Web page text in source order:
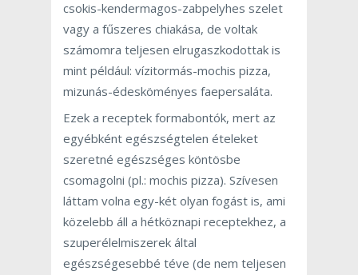
csokis-kendermagos-zabpelyhes szelet
vagy a fűszeres chiakása, de voltak
számomra teljesen elrugaszkodottak is
mint például: vízitormás-mochis pizza,
mizunás-édesköményes faepersaláta.
Ezek a receptek formabontók, mert az
egyébként egészségtelen ételeket
szeretné egészséges köntösbe
csomagolni (pl.: mochis pizza). Szívesen
láttam volna egy-két olyan fogást is, ami
közelebb áll a hétköznapi receptekhez, a
szuperélelmiszerek által
egészségesebbé téve (de nem teljesen